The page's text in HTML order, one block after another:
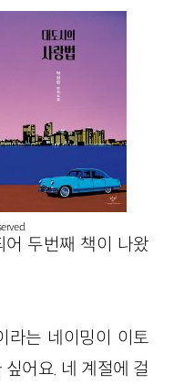
두번째 책이 나왔
라는 네이밍이 이토
어요. 네 계절에 걸